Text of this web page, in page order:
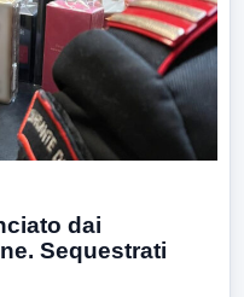
dai
Sequestrati